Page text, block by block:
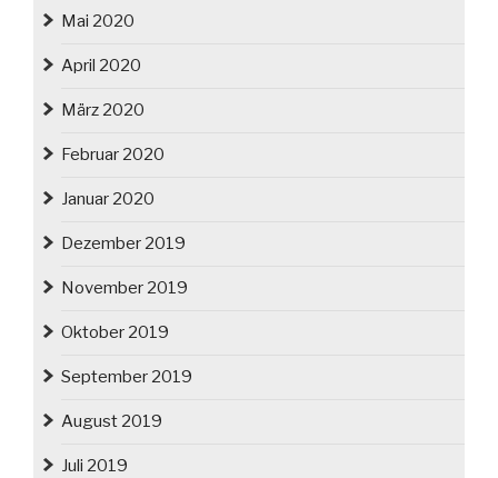
Mai 2020
April 2020
März 2020
Februar 2020
Januar 2020
Dezember 2019
November 2019
Oktober 2019
September 2019
August 2019
Juli 2019